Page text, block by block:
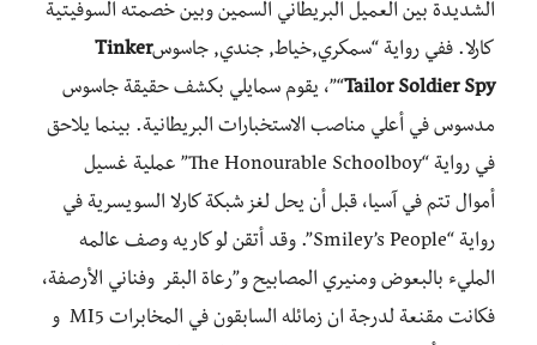
الشديدة بين العميل البريطاني السمين وبين خصمته السوفيتية
كارلا. ففي رواية “سمكري,خياط, جندي, جاسوسTinker
Tailor Soldier Spy“”، يقوم سمايلي بكشف حقيقة جاسوس
مدسوس في أعلي مناصب الاستخبارات البريطانية. بينما يلاحق
في رواية “The Honourable Schoolboy” عملية غسيل
أموال تتم في آسيا، قبل أن يحل لغز شبكة كارلا السويسرية في
رواية “Smiley’s People”. وقد أتقن لو كاريه وصف عالمه
المليء بالبعوض ومنيري المصابيح و”رعاة البقر وفناني الأرصفة،
فكانت مقنعة لدرجة ان زمائله السابقون في المخابرات MI5 و